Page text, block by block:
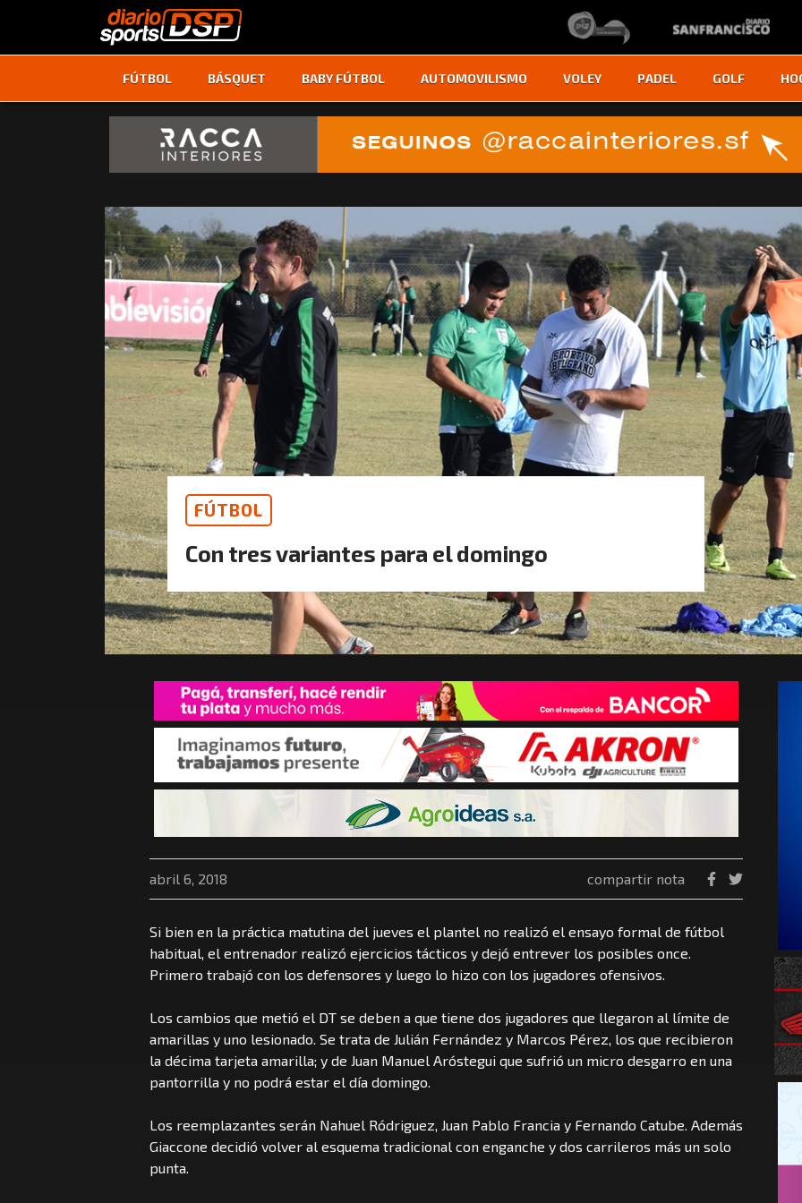
FÚTBOL BÁSQUET BABY FÚTBOL AUTOMOVILISMO VOLEY PADEL GOLF
FÚTBOL
Con tres variantes para el domingo
abril 6, 2018 compartir nota
Si bien en la práctica matutina del jueves el plantel no realizó el ensayo formal de fútbol
habitual, el entrenador realizó ejercicios tácticos y dejó entrever los posibles once.
Primero trabajó con los defensores y luego lo hizo con los jugadores ofensivos.
Los cambios que metió el DT se deben a que tiene dos jugadores que llegaron al límite de
amarillas y uno lesionado. Se trata de Julián Fernández y Marcos Pérez, los que recibieron
la décima tarjeta amarilla; y de Juan Manuel Aróstegui que sufrió un micro desgarro en una
pantorrilla y no podrá estar el día domingo.
Los reemplazantes serán Nahuel Ródriguez, Juan Pablo Francia y Fernando Catube. Además
Giaccone decidió volver al esquema tradicional con enganche y dos carrileros más un solo
punta.